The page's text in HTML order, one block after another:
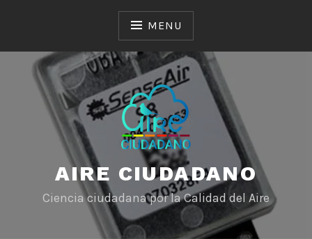
MENU
AIRE CIUDADANO
Ciencia ciudadana por la Calidad del Aire